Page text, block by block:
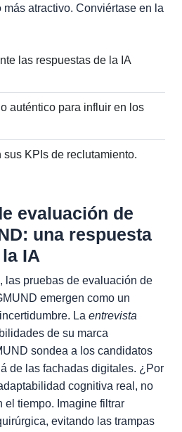
atractivo. Conviértase en la
las respuestas de la IA
auténtico para influir en los
sus KPIs de reclutamiento.
evaluación de
una respuesta
IA
las pruebas de evaluación de
emergen como un
La entrevista
de su marca
sondea a los candidatos
de las fachadas digitales. ¿Por
cognitiva real, no
el tiempo. Imagine filtrar
evitando las trampas